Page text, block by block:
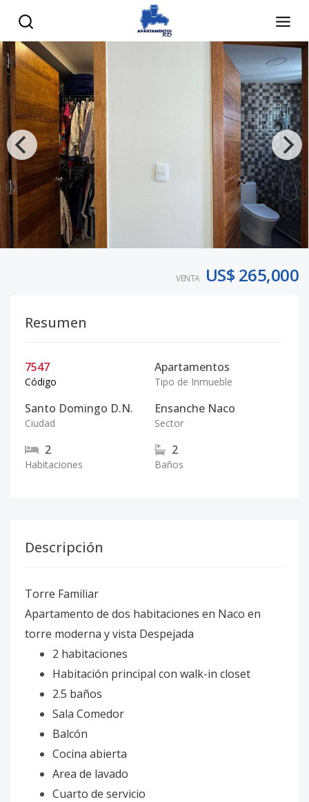
VENTA US$ 265,000
Resumen
7547
Código
Apartamentos
Tipo de Inmueble
Santo Domingo D.N.
Ciudad
Ensanche Naco
Sector
2
Habitaciones
2
Baños
Descripción
Torre Familiar
Apartamento de dos habitaciones en Naco en
torre moderna y vista Despejada
2 habitaciones
Habitación principal con walk-in closet
2.5 baños
Sala Comedor
Balcón
Cocina abierta
Area de lavado
Cuarto de servicio